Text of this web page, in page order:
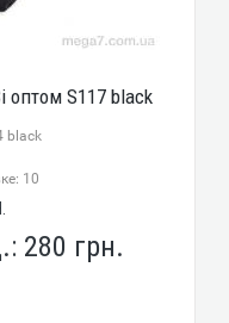
оптом S117 black
black
10
280 грн.